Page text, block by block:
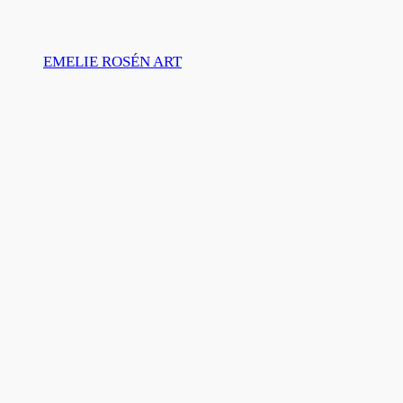
contentEMELIE ROSÉN ART